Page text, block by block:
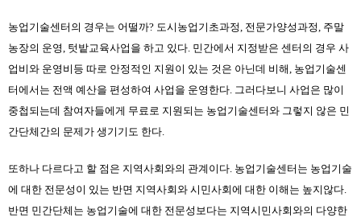
농업기술센터의 경우는 어떨까? 도시농업기초과정, 전문가양성과정, 주말
농장의 운영, 텃밭교육사업을 하고 있다. 민간에서 지정받은 센터의 경우 사
업비와 운영비등 따로 안정적인 지원이 있는 것은 아닌데 비해, 농업기술센
터에서는 전액 예산을 편성하여 사업을 운영한다. 그러다보니 사업은 많이
중첩되는데 참여자들에게 무료로 지원되는 농업기술센터와 그렇지 않은 민
간단체간의 문제가 생기기도 한다.
또하나 다르다고 할 점은 지역사회와의 관계이다. 농업기술센터는 농업기술
에 대한 전문성이 있는 반면 지역사회와 시민사회에 대한 이해는 높지않다.
반면 민간단체는 농업기술에 대한 전문성보다는 지역시민사회와의 다양한